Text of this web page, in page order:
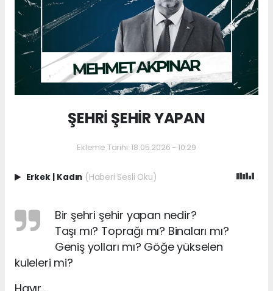
ŞEHRİ ŞEHİR YAPAN
Ekleme Tarihi: 18.05.2026 - 10:29
Erkek | Kadın (Haberi Sesli Oku)
Bir şehri şehir yapan nedir?
Taşı mı? Toprağı mı? Binaları mı?
Geniş yolları mı? Göğe yükselen
kuleleri mi?